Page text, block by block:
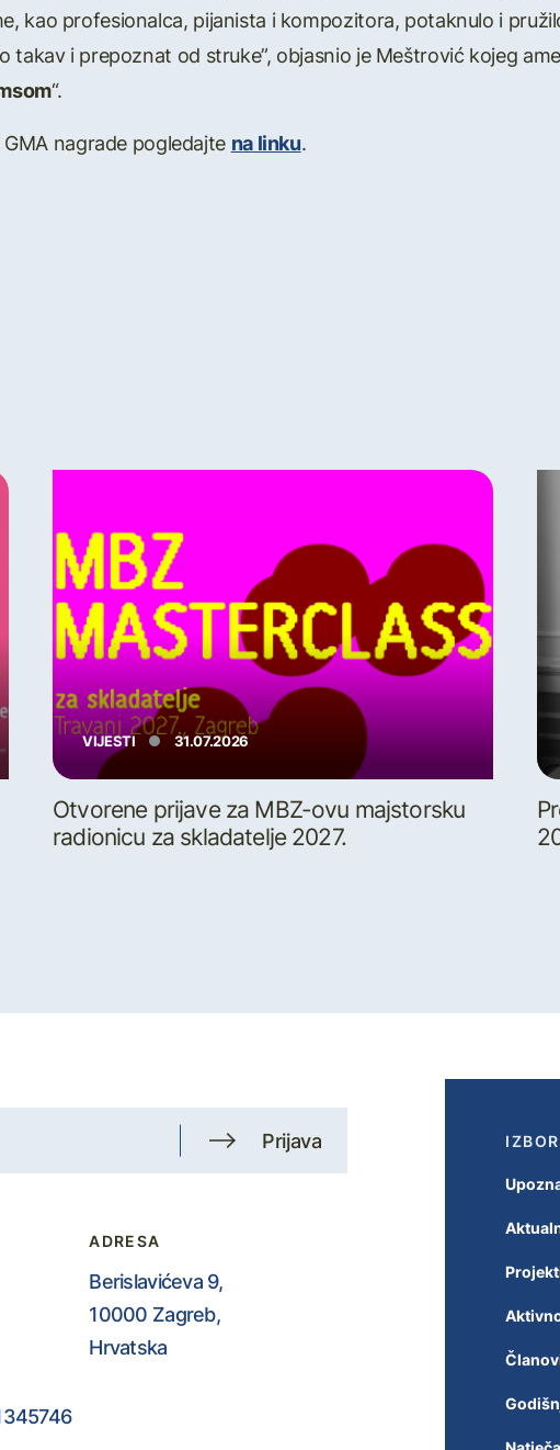
kao profesionalca, pijanista i kompozitora, potaknulo i
takav i prepoznat od struke”, objasnio je Meštrović kojeg
“.
nagrade pogledajte na linku.
VIJESTI 31.07.2026
Otvorene prijave za MBZ-ovu majstorsku
radionicu za skladatelje 2027.
Prijava
ADRESA
Berislavićeva 9,
10000 Zagreb,
Hrvatska